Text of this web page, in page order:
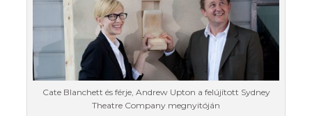
Cate Blanchett és férje, Andrew Upton a felújított Sydney
Theatre Company megnyitóján